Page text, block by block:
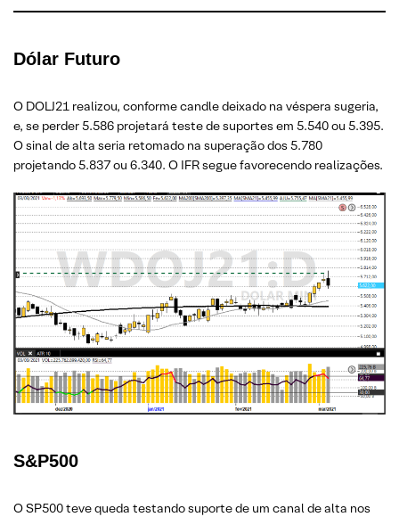
Dólar Futuro
O DOLJ21 realizou, conforme candle deixado na véspera sugeria,
e, se perder 5.586 projetará teste de suportes em 5.540 ou 5.395.
O sinal de alta seria retomado na superação dos 5.780
projetando 5.837 ou 6.340. O IFR segue favorecendo realizações.
S&P500
O SP500 teve queda testando suporte de um canal de alta nos